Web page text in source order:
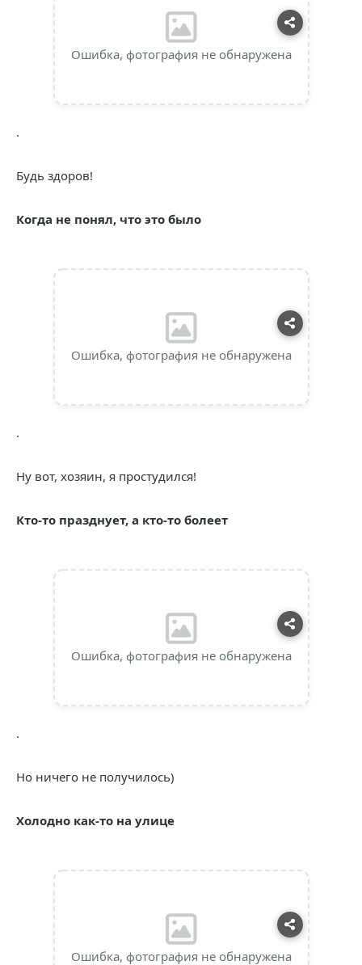
Ошибка, фотография не обнаружена
.
Будь здоров!
Когда не понял, что это было
Ошибка, фотография не обнаружена
.
Ну вот, хозяин, я простудился!
Кто-то празднует, а кто-то болеет
Ошибка, фотография не обнаружена
.
Но ничего не получилось)
Холодно как-то на улице
Ошибка, фотография не обнаружена